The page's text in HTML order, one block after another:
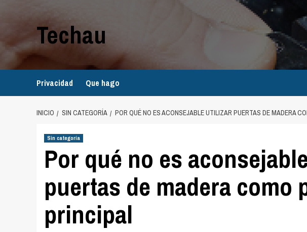
Techau
Privacidad Que hago
INICIO SIN CATEGORÍA POR QUÉ NO ES ACONSEJABLE UTILIZAR PUERTAS DE MADERA
Sin categoría
Por qué no es
puertas de madera como
principal